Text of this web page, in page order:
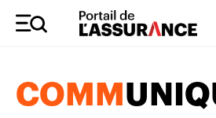
COMM